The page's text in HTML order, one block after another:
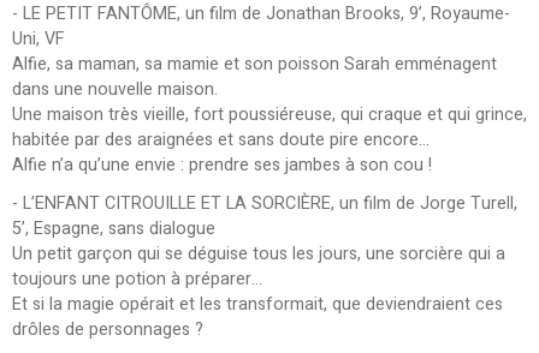
- LE PETIT FANTÔME, un film de Jonathan Brooks, 9’, Royaume-
Uni, VF
Alfie, sa maman, sa mamie et son poisson Sarah emménagent
dans une nouvelle maison.
Une maison très vieille, fort poussiéreuse, qui craque et qui grince,
habitée par des araignées et sans doute pire encore…
Alfie n’a qu’une envie : prendre ses jambes à son cou !
- L’ENFANT CITROUILLE ET LA SORCIÈRE, un film de Jorge Turell,
5’, Espagne, sans dialogue
Un petit garçon qui se déguise tous les jours, une sorcière qui a
toujours une potion à préparer…
Et si la magie opérait et les transformait, que deviendraient ces
drôles de personnages ?